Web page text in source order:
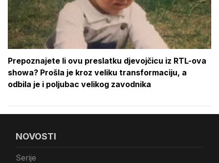
Prepoznajete li ovu preslatku djevojčicu iz RTL-ova
showa? Prošla je kroz veliku transformaciju, a
odbila je i poljubac velikog zavodnika
NOVOSTI
Serije